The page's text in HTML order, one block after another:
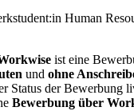
Human
ist eine
und ohne
Status der Bewerbung
Bewerbung über